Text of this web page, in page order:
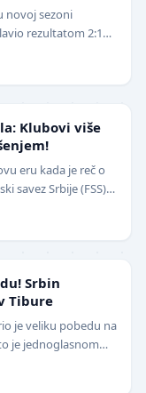
novoj sezoni
rezultatom 2:1
Klubovi više
eru kada je reč o
savez Srbije (FSS)
Srbin
Tibure
je veliku pobedu na
je jednoglasnom